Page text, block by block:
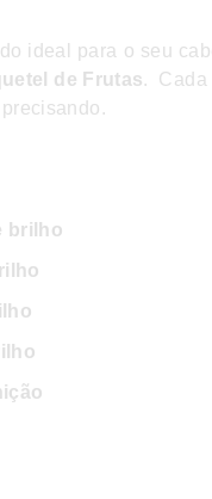
ideal para o seu
de Frutas. Cada
brilho